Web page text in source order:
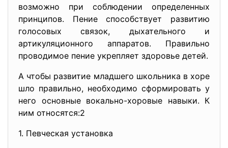
возможно при соблюдении определенных
принципов. Пение способствует развитию
голосовых связок, дыхательного и
артикуляционного аппаратов. Правильно
проводимое пение укрепляет здоровье детей.
А чтобы развитие младшего школьника в хоре
шло правильно, необходимо сформировать у
него основные вокально-хоровые навыки. К
ним относятся:2
1. Певческая установка